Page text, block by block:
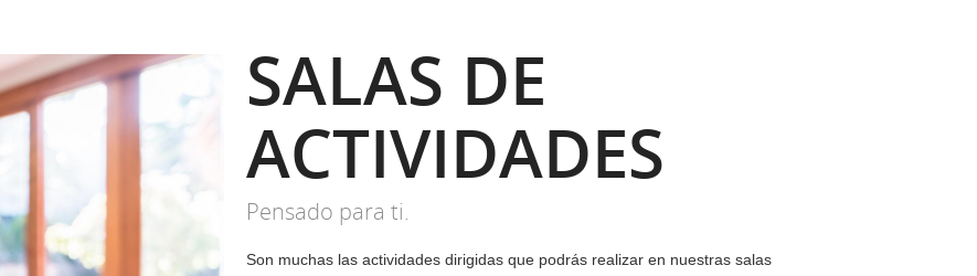
SALAS DE
ACTIVIDADES
Pensado para ti.
Son muchas las actividades dirigidas que podrás realizar en nuestras salas